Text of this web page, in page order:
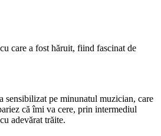
care a fost hăruit, fiind fascinat de
sensibilizat pe minunatul muzician, care
că îmi va cere, prin intermediul
adevărat trăite.